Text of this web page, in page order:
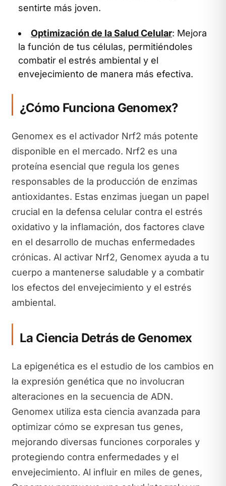
sentirte más joven.
Optimización de la Salud Celular: Mejora
la función de tus células, permitiéndoles
combatir el estrés ambiental y el
envejecimiento de manera más efectiva.
¿Cómo Funciona Genomex?
Genomex es el activador Nrf2 más potente
disponible en el mercado. Nrf2 es una
proteína esencial que regula los genes
responsables de la producción de enzimas
antioxidantes. Estas enzimas juegan un papel
crucial en la defensa celular contra el estrés
oxidativo y la inflamación, dos factores clave
en el desarrollo de muchas enfermedades
crónicas. Al activar Nrf2, Genomex ayuda a tu
cuerpo a mantenerse saludable y a combatir
los efectos del envejecimiento y el estrés
ambiental.
La Ciencia Detrás de Genomex
La epigenética es el estudio de los cambios en
la expresión genética que no involucran
alteraciones en la secuencia de ADN.
Genomex utiliza esta ciencia avanzada para
optimizar cómo se expresan tus genes,
mejorando diversas funciones corporales y
protegiendo contra enfermedades y el
envejecimiento. Al influir en miles de genes,